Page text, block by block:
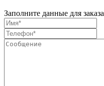
Заполните данные для заказа